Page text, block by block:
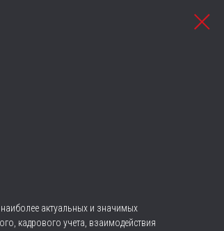
актуальных и значимых
кадрового учета, взаимодействия